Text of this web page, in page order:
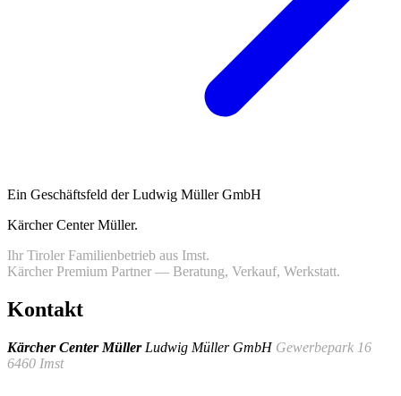
Ein Geschäftsfeld der Ludwig Müller GmbH
Kärcher Center Müller.
Ihr Tiroler Familienbetrieb aus Imst.
Kärcher Premium Partner — Beratung, Verkauf, Werkstatt.
Kontakt
Kärcher Center Müller Ludwig Müller GmbH Gewerbepark 16
6460 Imst